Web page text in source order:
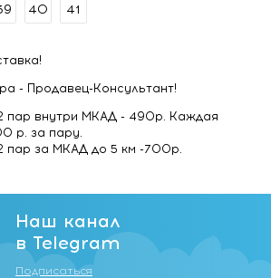
40 41
- Продавец-Консультант!
пар внутри МКАД - 490р. Каждая
р. за пару.
пар за МКАД до 5 км -700р.
Наш канал
в Telegram
Подписаться